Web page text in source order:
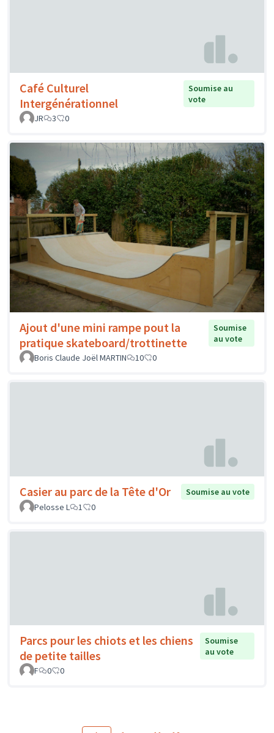
Café Culturel
Intergénérationnel
Soumise au
vote
JR
3 0
Ajout d'une mini rampe pout la
pratique skateboard/trottinette
Soumise
au vote
Boris Claude Joël MARTIN
10 0
Casier au parc de la Tête d'Or
Soumise au vote
Pelosse L
1 0
Parcs pour les chiots et les chiens
de petite tailles
Soumise
au vote
F
0 0